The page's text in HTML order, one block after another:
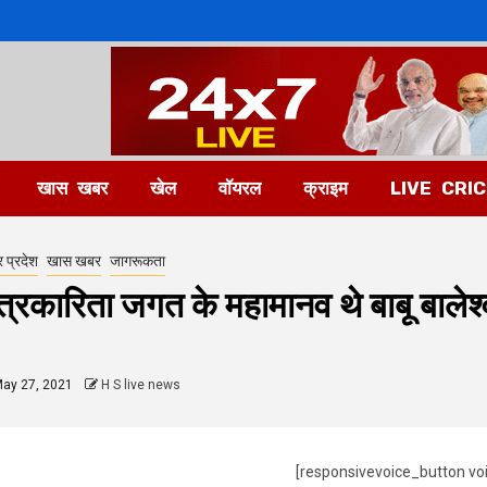
खास खबर खेल वॉयरल क्राइम LIVE
प्रदेश खास खबर जागरूकता
जगत के महामानव थे बाबू
27, 2021 H S live news
[responsivevoice_button